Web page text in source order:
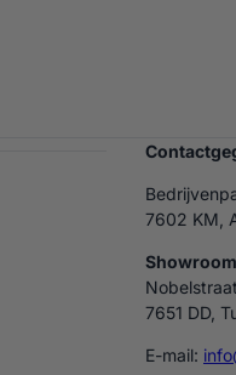
7602 KM,
Showroom
7651 DD,
E-mail: